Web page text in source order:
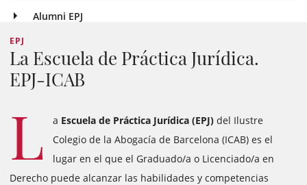
Alumni EPJ
EPJ
La Escuela de Práctica Jurídica.
EPJ-ICAB
L a Escuela de Práctica Jurídica (EPJ) del Ilustre
Colegio de la Abogacía de Barcelona (ICAB) es el
lugar en el que el Graduado/a o Licenciado/a en
Derecho puede alcanzar las habilidades y competencias